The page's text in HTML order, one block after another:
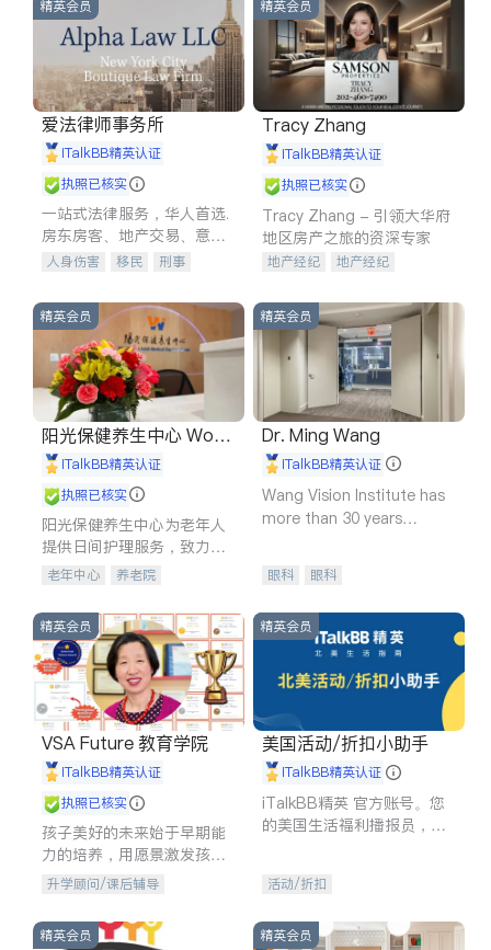
精英会员
爱法律师事务所
iTalkBB精英认证
执照已核实
一站式法律服务，华人首选.
房东房客、地产交易、意外
伤害、车祸重伤、商业诉
建筑合同、刑事案件全包办
人身伤害 移民
刑事
信托/遗嘱
商业
商标注册
律师-其它 保释
精英会员
Tracy Zhang
iTalkBB精英认证
执照已核实
Tracy Zhang - 引领大华府
地区房产之旅的资深专家
地产经纪
地产经纪
商铺租售
开发商建商
精英会员
阳光保健养生中心 World
shine
iTalkBB精英认证
执照已核实
阳光保健养生中心为老年人
提供日间护理服务，致力于
通过持续的护理创新来有效
老年中心 养老院
精英会员
Dr. Ming Wang
iTalkBB精英认证
Wang Vision Institute has
more than 30 years
眼科 眼科
精英会员
VSA Future 教育学院
iTalkBB精英认证
执照已核实
孩子美好的未来始于早期能
力的培养，用愿景激发孩子
的学习潜力和动力。理念：
石。
升学顾问/课后辅导
精英会员
美国活动/折扣小助手
iTalkBB精英认证
iTalkBB精英 官方账号。您
的美国生活福利播报员，精
专属福利。
活动/折扣
精英会员 精英会员